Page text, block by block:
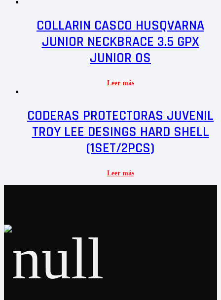
COLLARIN CASCO HUSQVARNA
JUNIOR NECKBRACE 3.5 GPX
JUNIOR OS
Leer más
CODERAS PROTECTORAS JUVENIL
TROY LEE DESINGS HARD SHELL
(1SET/2PCS)
Leer más